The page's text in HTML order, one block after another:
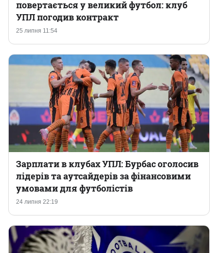
25 липня 11:54
повертається у великий футбол: клуб
УПЛ погодив контракт
24 липня 22:19
Зарплати в клубах УПЛ: Бурбас оголосив
лідерів та аутсайдерів за фінансовими
умовами для футболістів